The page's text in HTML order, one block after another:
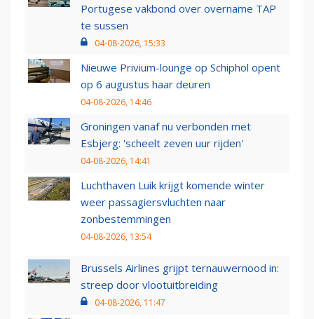
Portugese vakbond over overname TAP
te sussen
04-08-2026, 15:33
Nieuwe Privium-lounge op Schiphol opent
op 6 augustus haar deuren
04-08-2026, 14:46
Groningen vanaf nu verbonden met
Esbjerg: 'scheelt zeven uur rijden'
04-08-2026, 14:41
Luchthaven Luik krijgt komende winter
weer passagiersvluchten naar
zonbestemmingen
04-08-2026, 13:54
Brussels Airlines grijpt ternauwernood in:
streep door vlootuitbreiding
04-08-2026, 11:47